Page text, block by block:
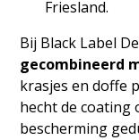
Friesland.
Bij Black Label
gecombineerd
krasjes en doffe
hecht de coating
bescherming